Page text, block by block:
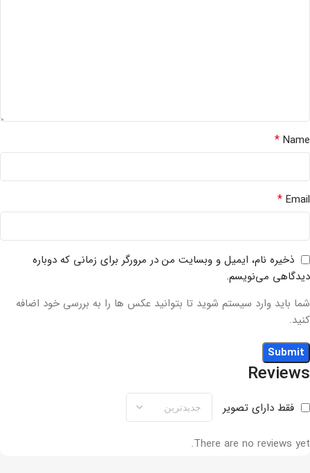
Reviews
فقط دارای تصویر
There are no reviews yet.
Name
*
Email
*
ذخیره نام، ایمیل و وبسایت من در مرورگر برای زمانی که دوباره
دیدگاهی می‌نویسم.
شما باید وارد سیستم شوید تا بتوانید عکس ها را به بررسی خود اضافه
کنید.